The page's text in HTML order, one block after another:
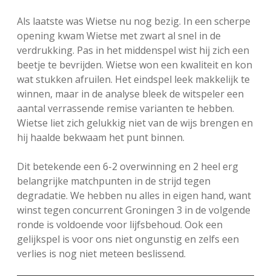
Als laatste was Wietse nu nog bezig. In een scherpe
opening kwam Wietse met zwart al snel in de
verdrukking. Pas in het middenspel wist hij zich een
beetje te bevrijden. Wietse won een kwaliteit en kon
wat stukken afruilen. Het eindspel leek makkelijk te
winnen, maar in de analyse bleek de witspeler een
aantal verrassende remise varianten te hebben.
Wietse liet zich gelukkig niet van de wijs brengen en
hij haalde bekwaam het punt binnen.
Dit betekende een 6-2 overwinning en 2 heel erg
belangrijke matchpunten in de strijd tegen
degradatie. We hebben nu alles in eigen hand, want
winst tegen concurrent Groningen 3 in de volgende
ronde is voldoende voor lijfsbehoud. Ook een
gelijkspel is voor ons niet ongunstig en zelfs een
verlies is nog niet meteen beslissend.